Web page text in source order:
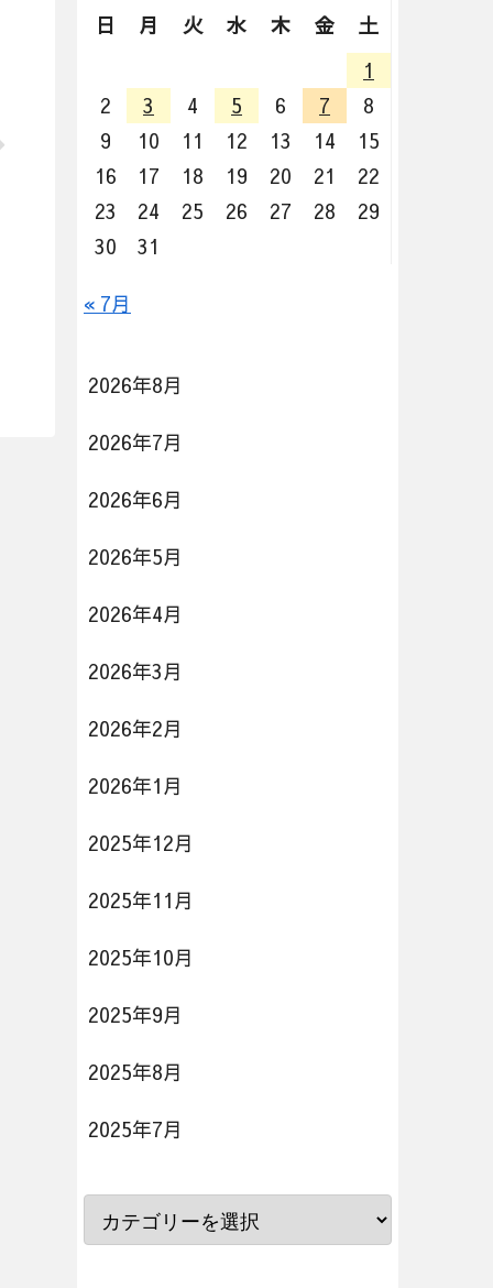
日
月 火 水 木 金
土
1
2
3 4 5 6 7
8
9
10 11 12 13 14
15
16
17 18 19 20 21
22
23
24 25 26 27 28
29
30
31
« 7月
2026年8月
2026年7月
2026年6月
2026年5月
2026年4月
2026年3月
2026年2月
2026年1月
2025年12月
2025年11月
2025年10月
2025年9月
2025年8月
2025年7月